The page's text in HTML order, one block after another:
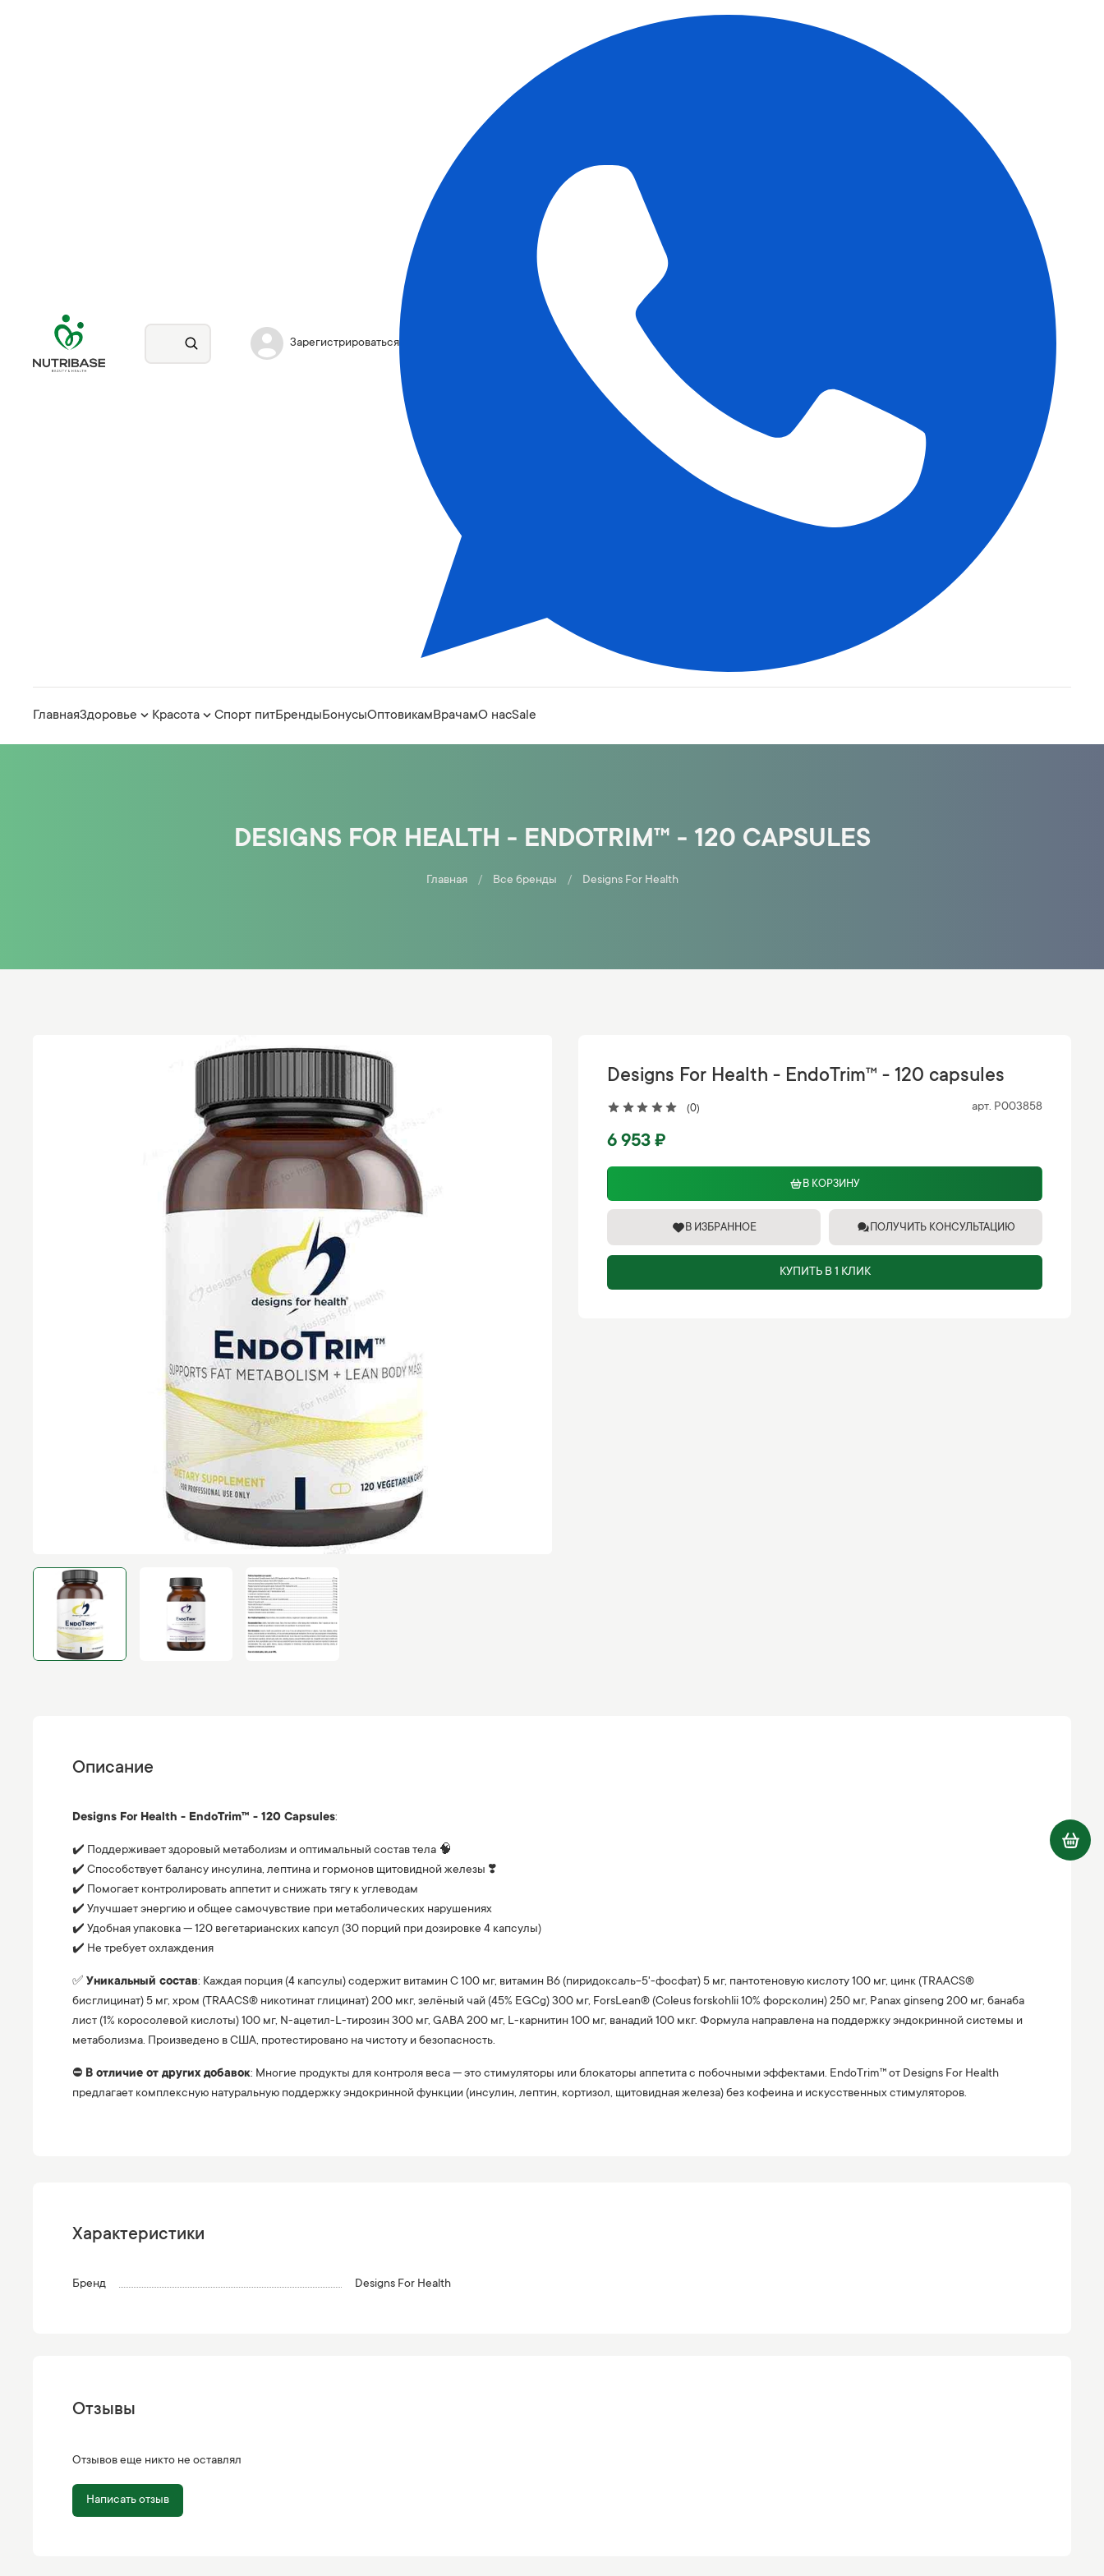
Зарегистрироваться
ГлавнаяЗдоровье Красота Спорт питБрендыБонусыОптовикамВрачамО насSale
DESIGNS FOR HEALTH - ENDOTRIM™ - 120 CAPSULES
Главная Все бренды Designs For Health
(0) арт. P003858
Designs For Health - EndoTrim™ - 120 capsules
6 953 ₽
В КОРЗИНУ
В ИЗБРАННОЕ ПОЛУЧИТЬ КОНСУЛЬТАЦИЮ
КУПИТЬ В 1 КЛИК
Описание
Designs For Health - EndoTrim™ - 120 Capsules:
✔️ Поддерживает здоровый метаболизм и оптимальный состав тела 🧠
✔️ Способствует балансу инсулина, лептина и гормонов щитовидной железы ❣️
✔️ Помогает контролировать аппетит и снижать тягу к углеводам
✔️ Улучшает энергию и общее самочувствие при метаболических нарушениях
✔️ Удобная упаковка — 120 вегетарианских капсул (30 порций при дозировке 4 капсулы)
✔️ Не требует охлаждения
✅ Уникальный состав: Каждая порция (4 капсулы) содержит витамин C 100 мг, витамин B6 (пиридоксаль-5'-фосфат) 5 мг, пантотеновую кислоту 100 мг, цинк (TRAACS®
бисглицинат) 5 мг, хром (TRAACS® никотинат глицинат) 200 мкг, зелёный чай (45% EGCg) 300 мг, ForsLean® (Coleus forskohlii 10% форсколин) 250 мг, Panax ginseng 200 мг, банаба
лист (1% коросолевой кислоты) 100 мг, N-ацетил-L-тирозин 300 мг, GABA 200 мг, L-карнитин 100 мг, ванадий 100 мкг. Формула направлена на поддержку эндокринной системы и
метаболизма. Произведено в США, протестировано на чистоту и безопасность.
⛔️ В отличие от других добавок: Многие продукты для контроля веса — это стимуляторы или блокаторы аппетита с побочными эффектами. EndoTrim™ от Designs For Health
предлагает комплексную натуральную поддержку эндокринной функции (инсулин, лептин, кортизол, щитовидная железа) без кофеина и искусственных стимуляторов.
Характеристики
Бренд Designs For Health
Отзывы
Отзывов еще никто не оставлял
Написать отзыв